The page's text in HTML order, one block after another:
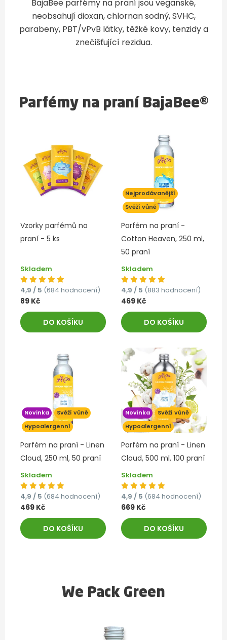
BajaBee parfémy na praní jsou veganské,
neobsahují dioxan, chlornan sodný, SVHC,
parabeny, PBT/vPvB látky, těžké kovy, tenzidy a
znečišťující rezidua.
Parfémy na praní BajaBee®
Vzorky parfémů na
praní - 5 ks
Skladem
4,9 / 5 (684 hodnocení)
89 Kč
DO KOŠÍKU
Nejprodávanější
Svěží vůně
Parfém na praní -
Cotton Heaven, 250 ml,
50 praní
Skladem
4,9 / 5 (883 hodnocení)
469 Kč
DO KOŠÍKU
Novinka
Svěží vůně
Hypoalergenní
Parfém na praní - Linen
Cloud, 250 ml, 50 praní
Skladem
4,9 / 5 (684 hodnocení)
469 Kč
DO KOŠÍKU
Novinka
Svěží vůně
Hypoalergenní
Parfém na praní - Linen
Cloud, 500 ml, 100 praní
Skladem
4,9 / 5 (684 hodnocení)
669 Kč
DO KOŠÍKU
We Pack Green